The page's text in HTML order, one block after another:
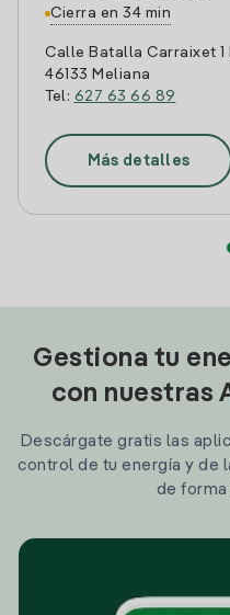
Cierra en 34 min
Calle Batalla Carraixet 1
46133 Meliana
Tel: 627 63 66 89
Más detalles
Gestiona tu
con nuestras
Descárgate gratis las
control de tu energía y de
de forma